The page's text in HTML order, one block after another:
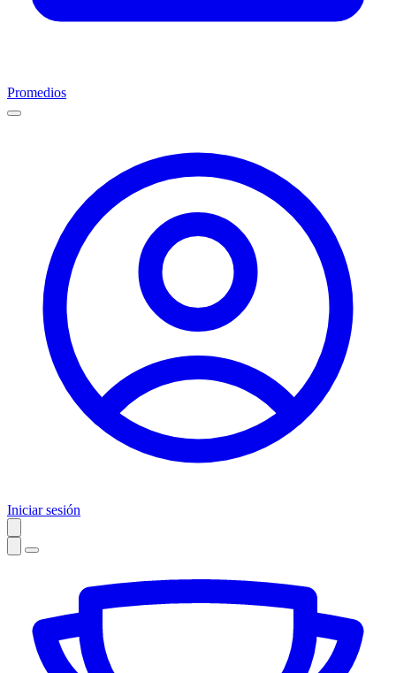
Promedios
Iniciar sesión